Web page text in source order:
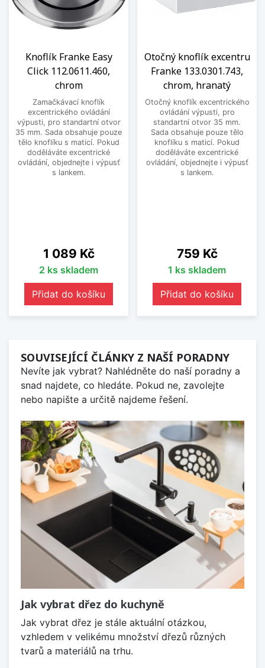
Knoflík Franke Easy
Click 112.0611.460,
chrom
Zamačkávací knoflík
excentrického ovládání
výpusti, pro standartní otvor
35 mm. Sada obsahuje pouze
tělo knoflíku s maticí. Pokud
doděláváte excentrické
ovládání, objednejte i výpusť
s lankem.
Cena
1 089 Kč
2 ks skladem
Přidat do košíku
Otočný knoflík excentru
Franke 133.0301.743,
chrom, hranatý
Otočný knoflík excentrického
ovládání výpusti, pro
standartní otvor 35 mm.
Sada obsahuje pouze tělo
knoflíku s maticí. Pokud
doděláváte excentrické
ovládání, objednejte i výpusť
s lankem.
Cena
759 Kč
1 ks skladem
Přidat do košíku
SOUVISEJÍCÍ ČLÁNKY Z NAŠÍ PORADNY
Nevíte jak vybrat? Nahlédněte do naší poradny a
snad najdete, co hledáte. Pokud ne, zavolejte
nebo napište a určitě najdeme řešení.
Jak vybrat dřez do kuchyně
Jak vybrat dřez je stále aktuální otázkou,
vzhledem v velikému množství dřezů různých
tvarů a materiálů na trhu.